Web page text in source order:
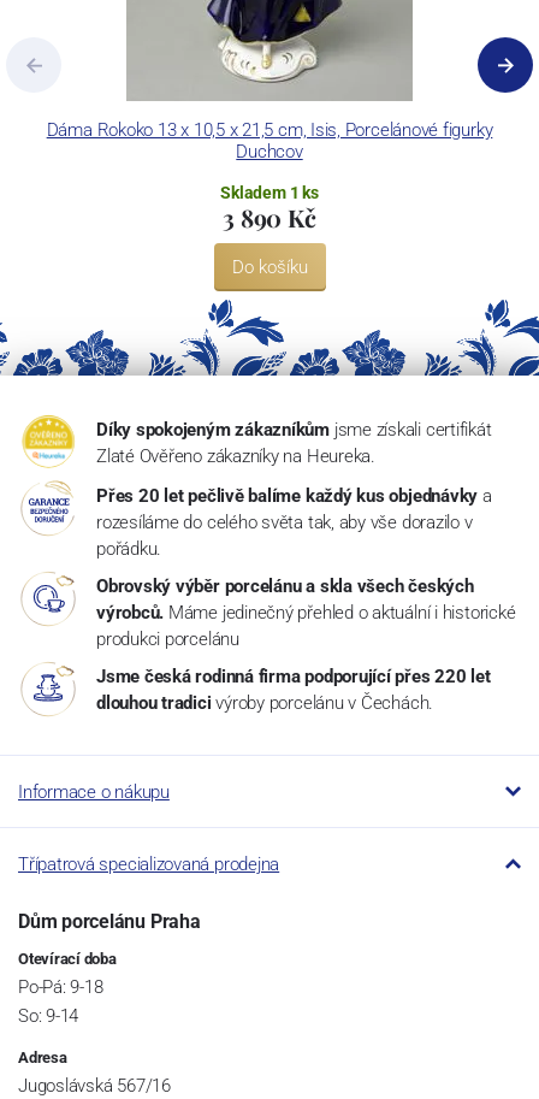
Dáma Rokoko 13 x 10,5 x 21,5 cm, Isis, Porcelánové figurky
Duchcov
Skladem 1 ks
3 890 Kč
Do košíku
Díky spokojeným zákazníkům jsme získali certifikát
Zlaté Ověřeno zákazníky na Heureka.
Přes 20 let pečlivě balíme každý kus objednávky a
rozesíláme do celého světa tak, aby vše dorazilo v
pořádku.
Obrovský výběr porcelánu a skla všech českých
výrobců. Máme jedinečný přehled o aktuální i historické
produkci porcelánu
Jsme česká rodinná firma podporující přes 220 let
dlouhou tradici výroby porcelánu v Čechách.
Informace o nákupu
Třípatrová specializovaná prodejna
Dům porcelánu Praha
Otevírací doba
Po-Pá: 9-18
So: 9-14
Adresa
Jugoslávská 567/16